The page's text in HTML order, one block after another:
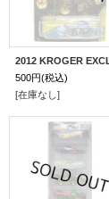
500円(税込)
[在庫なし]